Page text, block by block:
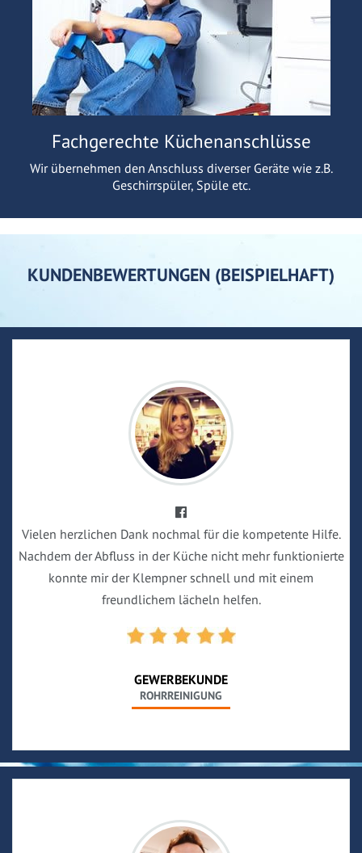
Fachgerechte Küchenanschlüsse
Wir übernehmen den Anschluss diverser Geräte wie z.B.
Geschirrspüler, Spüle etc.
KUNDENBEWERTUNGEN (BEISPIELHAFT)
Vielen herzlichen Dank nochmal für die kompetente Hilfe.
Nachdem der Abfluss in der Küche nicht mehr funktionierte
konnte mir der Klempner schnell und mit einem
freundlichem lächeln helfen.
GEWERBEKUNDE
ROHRREINIGUNG